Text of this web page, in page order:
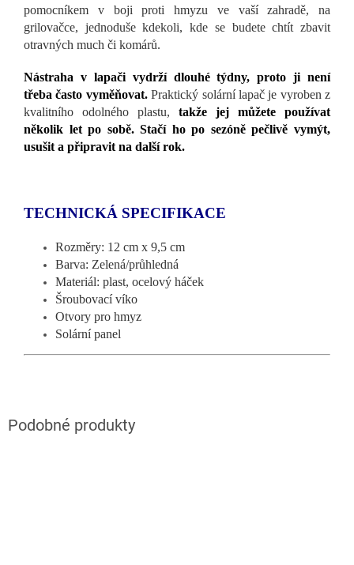
pomocníkem v boji proti hmyzu ve vaší zahradě, na
grilovačce, jednoduše kdekoli, kde se budete chtít zbavit
otravných much či komárů.
Nástraha v lapači vydrží dlouhé týdny, proto ji není
třeba často vyměňovat.Praktický solární lapač je vyroben z
kvalitního odolného plastu, takže jej můžete používat
několik let po sobě. Stačí ho po sezóně pečlivě vymýt,
usušit a připravit na další rok.
TECHNICKÁ SPECIFIKACE
Rozměry: 12 cm x 9,5 cm
Barva: Zelená/průhledná
Materiál: plast, ocelový háček
Šroubovací víko
Otvory pro hmyz
Solární panel